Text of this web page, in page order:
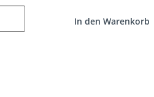
In den Warenkorb